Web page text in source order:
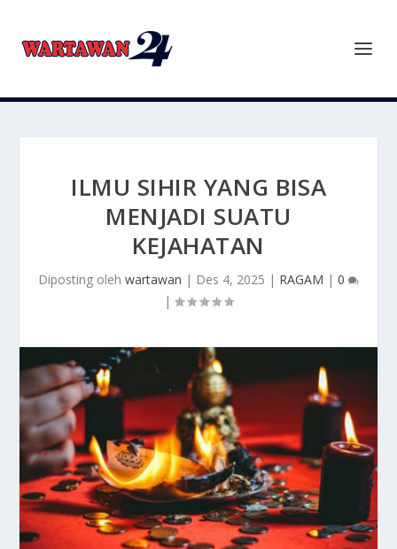
ILMU SIHIR YANG BISA
MENJADI SUATU
KEJAHATAN
Diposting oleh wartawan | Des 4, 2025 | RAGAM | 0
|